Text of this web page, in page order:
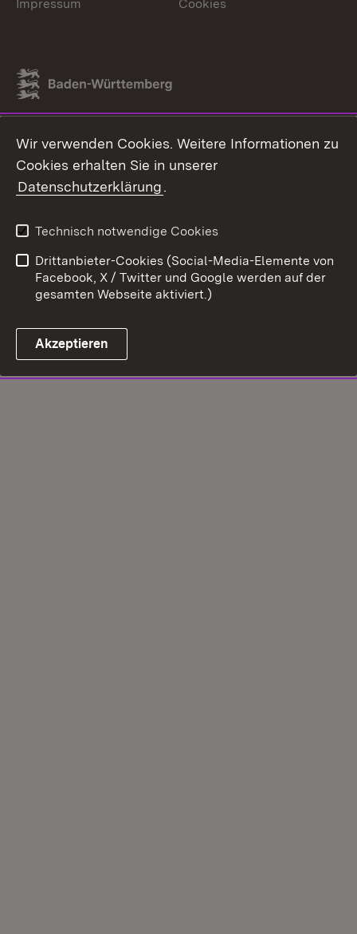
Link zum Landesportal
Impressum
Cookies
Wir verwenden Cookies. Weitere Informationen zu
Cookies erhalten Sie in unserer
Datenschutzerklärung.
Technisch notwendige Cookies
Drittanbieter-Cookies (Social-Media-Elemente von
Facebook, X / Twitter und Google werden auf der
gesamten Webseite aktiviert.)
Akzeptieren